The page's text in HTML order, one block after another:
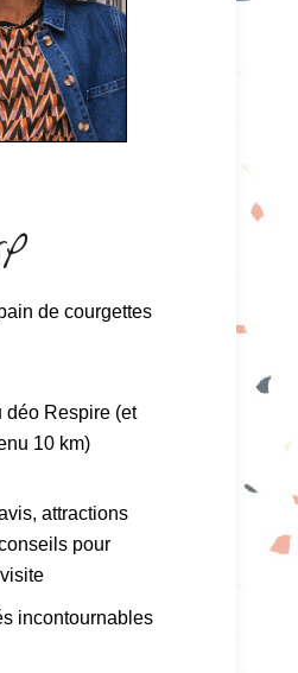
de courgettes
déo Respire (et
10 km)
attractions
pour
incontournables